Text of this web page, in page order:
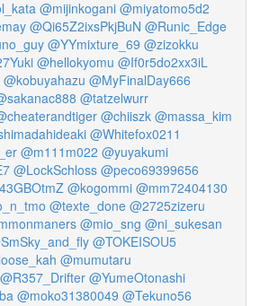
@mijinkogani @miyatomo5d2
@Qi65Z2ixsPkjBuN @Runic_Edge
@YYmixture_69 @zizokku
@hellokyomu @If0r5do2xx3iL
@kobuyahazu @MyFinalDay666
@tatzelwurr
@chiiszk @massa_kim
@Whitefox0211
@m111m022 @yuyakumi
@LockSchloss @peco69399656
@kogommi @mm72404130
@texte_done @2725zizeru
@mio_sng @ni_sukesan
@TOKEISOU5
@mumutaru
@R357_Drifter @YumeOtonashi
@moko31380049 @Tekuno56